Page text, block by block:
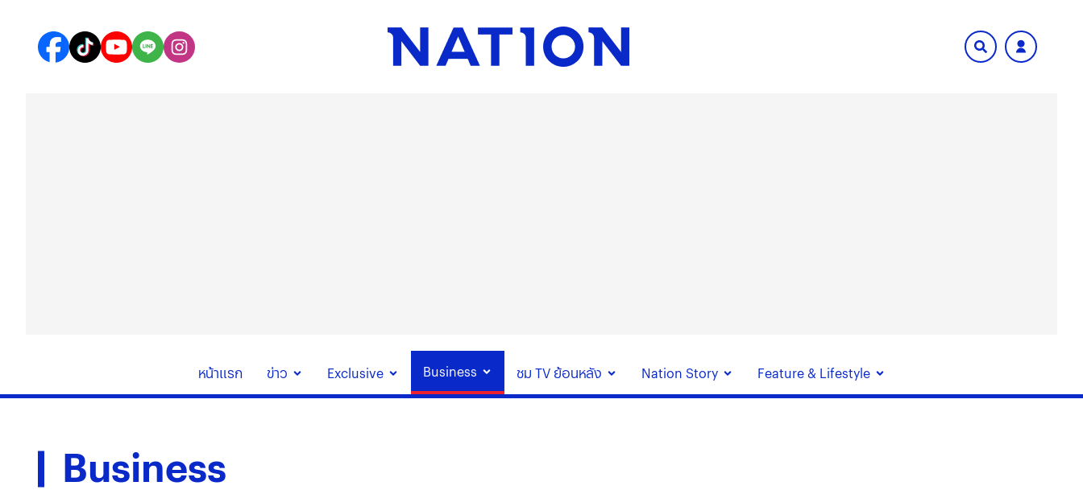
หน้าแรก ข่าว Exclusive Business ชม TV ย้อนหลัง Nation Story Feature & Lifestyle
Business